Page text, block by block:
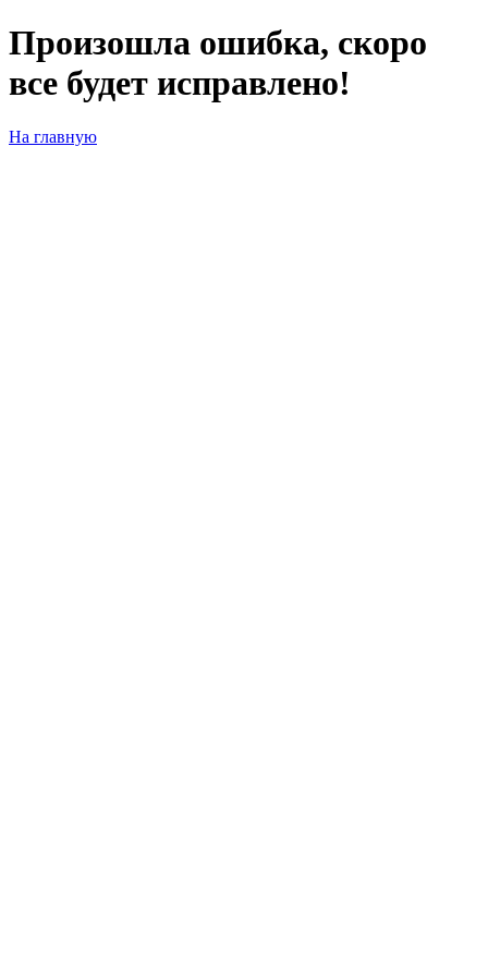
Произошла ошибка, скоро
все будет исправлено!
На главную